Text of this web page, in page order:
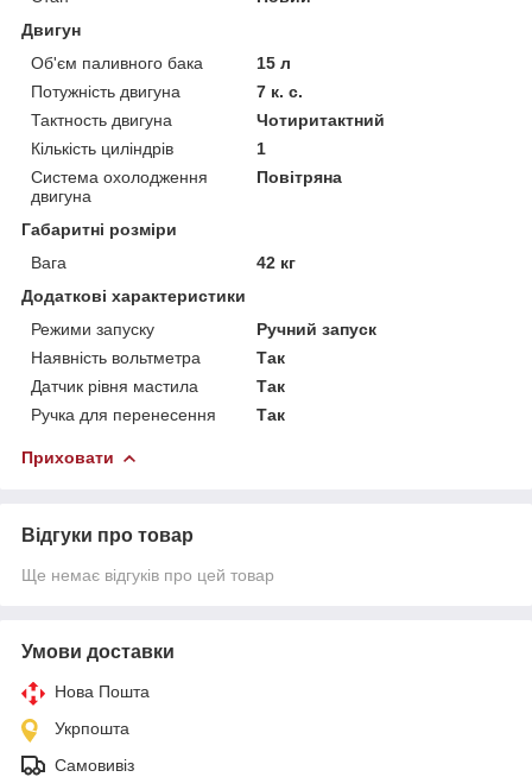
Двигун
Об'єм паливного бака
15 л
Потужність двигуна
7 к. с.
Тактность двигуна
Чотиритактний
Кількість циліндрів
1
Система охолодження
двигуна
Повітряна
Габаритні розміри
Вага
42 кг
Додаткові характеристики
Режими запуску
Ручний запуск
Наявність вольтметра
Так
Датчик рівня мастила
Так
Ручка для перенесення
Так
Приховати
Відгуки про товар
Ще немає відгуків про цей товар
Умови доставки
Нова Пошта
Укрпошта
Самовивіз